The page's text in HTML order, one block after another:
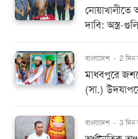
নোয়াখালীতে
দাবি: অস্ত্র-
বাংলাদেশ - 2
মাধবপুরে
(সা.)
বাংলাদেশ - 3